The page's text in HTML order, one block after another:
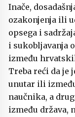
Inače,
ozakonjenja ili
opsega i
i sukobljavanja
između
Treba reći da je
unutar ili
naučnika, a
između država,